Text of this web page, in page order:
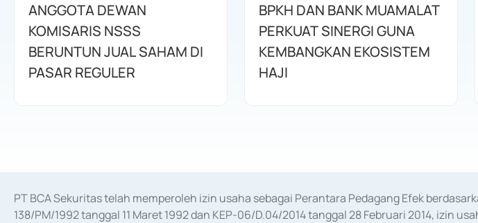
ANGGOTA DEWAN
KOMISARIS NSSS
BERUNTUN JUAL SAHAM DI
PASAR REGULER
BPKH DAN BANK MUAMALAT
PERKUAT SINERGI GUNA
KEMBANGKAN EKOSISTEM
HAJI
PT BCA Sekuritas telah memperoleh izin usaha sebagai Perantara Pedagang Efek
138/PM/1992 tanggal 11 Maret 1992 dan KEP-06/D.04/2014 tanggal 28 Februari 2014, izin